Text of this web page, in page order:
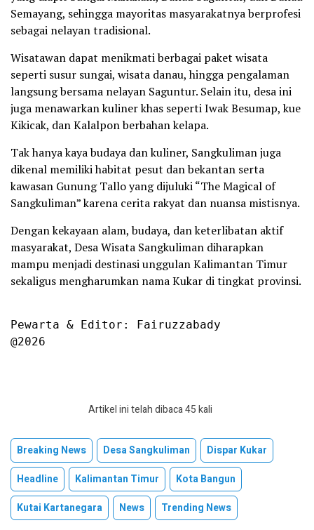
Semayang, sehingga mayoritas masyarakatnya berprofesi
sebagai nelayan tradisional.
Wisatawan dapat menikmati berbagai paket wisata
seperti susur sungai, wisata danau, hingga pengalaman
langsung bersama nelayan Saguntur. Selain itu, desa ini
juga menawarkan kuliner khas seperti Iwak Besumap, kue
Kikicak, dan Kalalpon berbahan kelapa.
Tak hanya kaya budaya dan kuliner, Sangkuliman juga
dikenal memiliki habitat pesut dan bekantan serta
kawasan Gunung Tallo yang dijuluki “The Magical of
Sangkuliman” karena cerita rakyat dan nuansa mistisnya.
Dengan kekayaan alam, budaya, dan keterlibatan aktif
masyarakat, Desa Wisata Sangkuliman diharapkan
mampu menjadi destinasi unggulan Kalimantan Timur
sekaligus mengharumkan nama Kukar di tingkat provinsi.
Pewarta & Editor: Fairuzzabady
@2026
Artikel ini telah dibaca 45 kali
Breaking News Desa Sangkuliman
Dispar Kukar
Headline
Kalimantan Timur
Kota Bangun
Kutai Kartanegara
News Trending News